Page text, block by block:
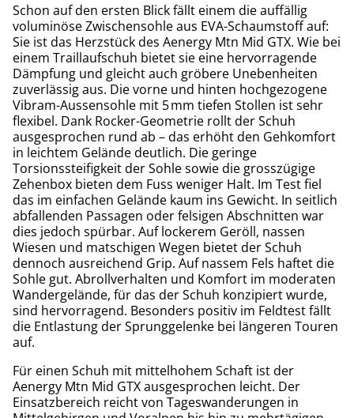
Schon auf den ersten Blick fällt einem die auffällig
voluminöse Zwischensohle aus EVA-Schaumstoff auf:
Sie ist das Herzstück des Aenergy Mtn Mid GTX. Wie bei
einem Traillaufschuh bietet sie eine hervorragende
Dämpfung und gleicht auch gröbere Unebenheiten
zuverlässig aus. Die vorne und hinten hochgezogene
Vibram-Aussensohle mit 5 mm tiefen Stollen ist sehr
flexibel. Dank Rocker-Geometrie rollt der Schuh
ausgesprochen rund ab – das erhöht den Gehkomfort
in leichtem Gelände deutlich. Die geringe
Torsionssteifigkeit der Sohle sowie die grosszügige
Zehenbox bieten dem Fuss weniger Halt. Im Test fiel
das im einfachen Gelände kaum ins Gewicht. In seitlich
abfallenden Passagen oder felsigen Abschnitten war
dies jedoch spürbar. Auf lockerem Geröll, nassen
Wiesen und matschigen Wegen bietet der Schuh
dennoch ausreichend Grip. Auf nassem Fels haftet die
Sohle gut. Abrollverhalten und Komfort im moderaten
Wandergelände, für das der Schuh konzipiert wurde,
sind hervorragend. Besonders positiv im Feldtest fällt
die Entlastung der Sprunggelenke bei längeren Touren
auf.
Für einen Schuh mit mittelhohem Schaft ist der
Aenergy Mtn Mid GTX ausgesprochen leicht. Der
Einsatzbereich reicht von Tageswanderungen in